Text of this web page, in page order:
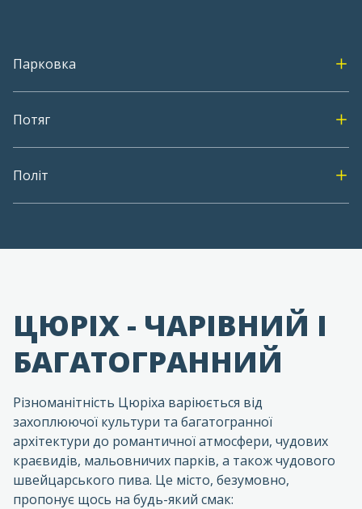
Парковка
Потяг
Політ
ЦЮРІХ - ЧАРІВНИЙ І
БАГАТОГРАННИЙ
Різноманітність Цюріха варіюється від
захоплюючої культури та багатогранної
архітектури до романтичної атмосфери, чудових
краєвидів, мальовничих парків, а також чудового
швейцарського пива. Це місто, безумовно,
пропонує щось на будь-який смак: